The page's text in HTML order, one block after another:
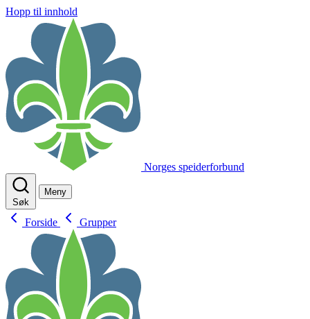
Hopp til innhold
Norges speiderforbund
Søk
Meny
Forside Grupper